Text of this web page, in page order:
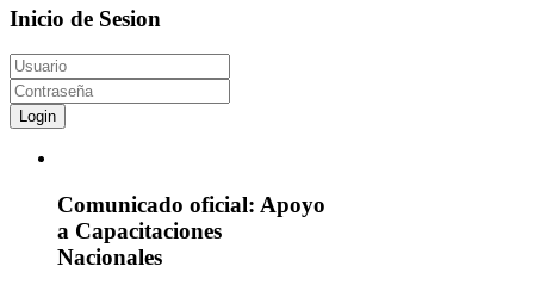
Inicio de Sesion
Login
Comunicado oficial: Apoyo
a Capacitaciones
Nacionales